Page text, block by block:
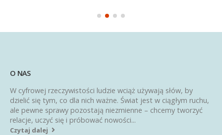
O NAS
W cyfrowej rzeczywistości ludzie wciąż używają słów, by
dzielić się tym, co dla nich ważne. Świat jest w ciągłym ruchu,
ale pewne sprawy pozostają niezmienne – chcemy tworzyć
relacje, uczyć się i próbować nowości...
Czytaj dalej